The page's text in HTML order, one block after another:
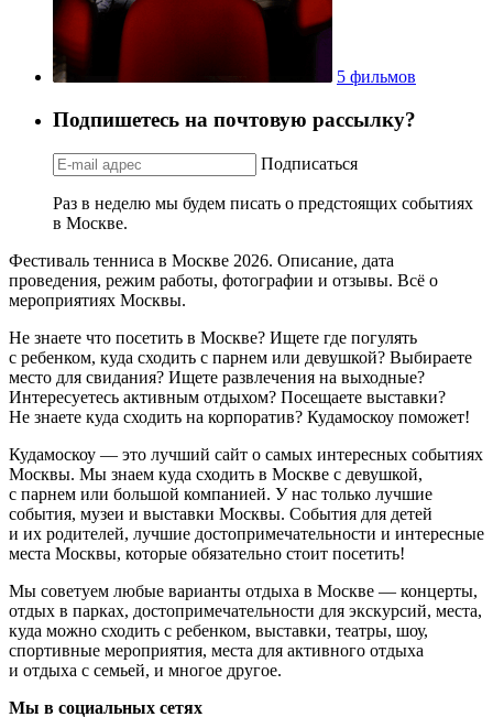
5 фильмов
Подпишетесь на почтовую рассылку?
Подписаться
Раз в неделю мы будем писать о предстоящих событиях
в Москве.
Фестиваль тенниса в Москве 2026. Описание, дата
проведения, режим работы, фотографии и отзывы. Всё о
мероприятиях Москвы.
Не знаете что посетить в Москве? Ищете где погулять
с ребенком, куда сходить с парнем или девушкой? Выбираете
место для свидания? Ищете развлечения на выходные?
Интересуетесь активным отдыхом? Посещаете выставки?
Не знаете куда сходить на корпоратив? Кудамоскоу поможет!
Кудамоскоу — это лучший сайт о самых интересных событиях
Москвы. Мы знаем куда сходить в Москве с девушкой,
с парнем или большой компанией. У нас только лучшие
события, музеи и выставки Москвы. События для детей
и их родителей, лучшие достопримечательности и интересные
места Москвы, которые обязательно стоит посетить!
Мы советуем любые варианты отдыха в Москве — концерты,
отдых в парках, достопримечательности для экскурсий, места,
куда можно сходить с ребенком, выставки, театры, шоу,
спортивные мероприятия, места для активного отдыха
и отдыха с семьей, и многое другое.
Мы в социальных сетях